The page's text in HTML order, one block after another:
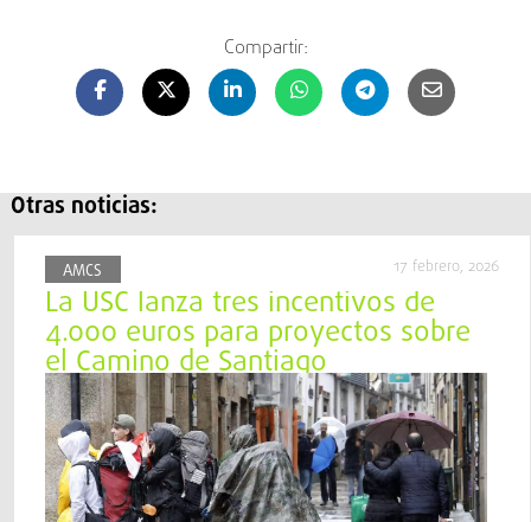
Compartir:
Otras noticias:
AMCS 17 febrero, 2026
La USC lanza tres incentivos de
4.000 euros para proyectos sobre
el Camino de Santiago